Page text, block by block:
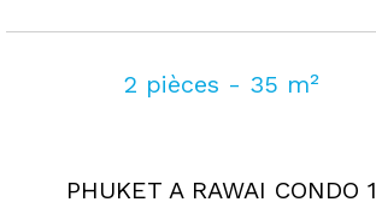
2 pièces - 35 m²
PHUKET A RAWAI CONDO 1